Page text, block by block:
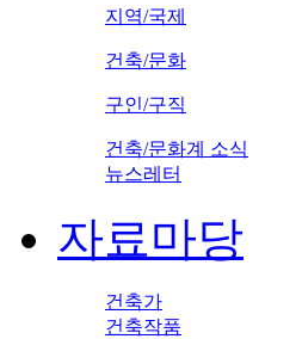
지역/국제
건축/문화
구인/구직
건축/문화계 소식
뉴스레터
자료마당
건축가
건축작품